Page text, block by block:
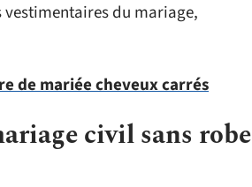
du mariage,
de mariée cheveux carrés
civil sans robe